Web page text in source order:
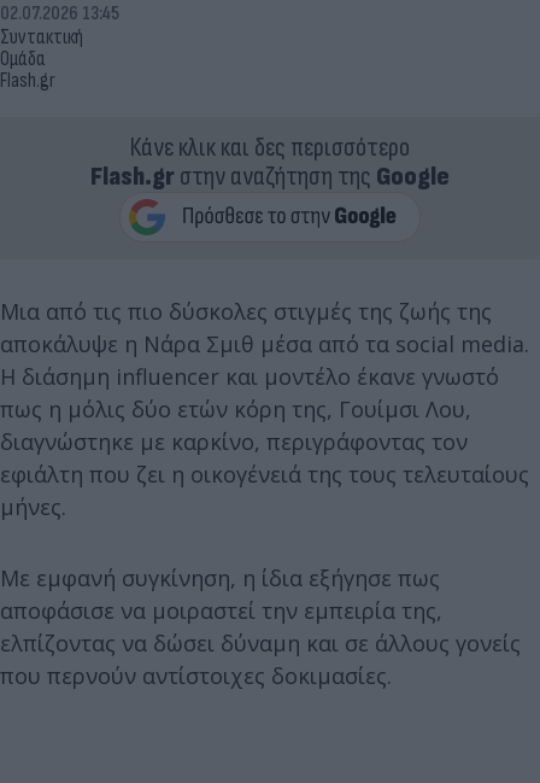
Συντακτική
Ομάδα
Flash.gr
02.07.2026 13:45
Κάνε κλικ και δες περισσότερο
Flash.grστην αναζήτηση της Google
Μια από τις πιο δύσκολες στιγμές της ζωής της
αποκάλυψε η Νάρα Σμιθ μέσα από τα social media.
Η διάσημη influencer και μοντέλο έκανε γνωστό
πως η μόλις δύο ετών κόρη της, Γουίμσι Λου,
διαγνώστηκε με καρκίνο, περιγράφοντας τον
εφιάλτη που ζει η οικογένειά της τους τελευταίους
μήνες.
Με εμφανή συγκίνηση, η ίδια εξήγησε πως
αποφάσισε να μοιραστεί την εμπειρία της,
ελπίζοντας να δώσει δύναμη και σε άλλους γονείς
που περνούν αντίστοιχες δοκιμασίες.